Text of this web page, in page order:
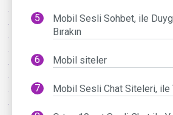
Mobil Sesli Sohbet, ile
Bırakın
Mobil siteler
Mobil Sesli Chat Siteleri, ile